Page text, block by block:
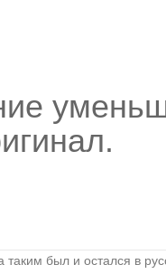
таким был и остался в